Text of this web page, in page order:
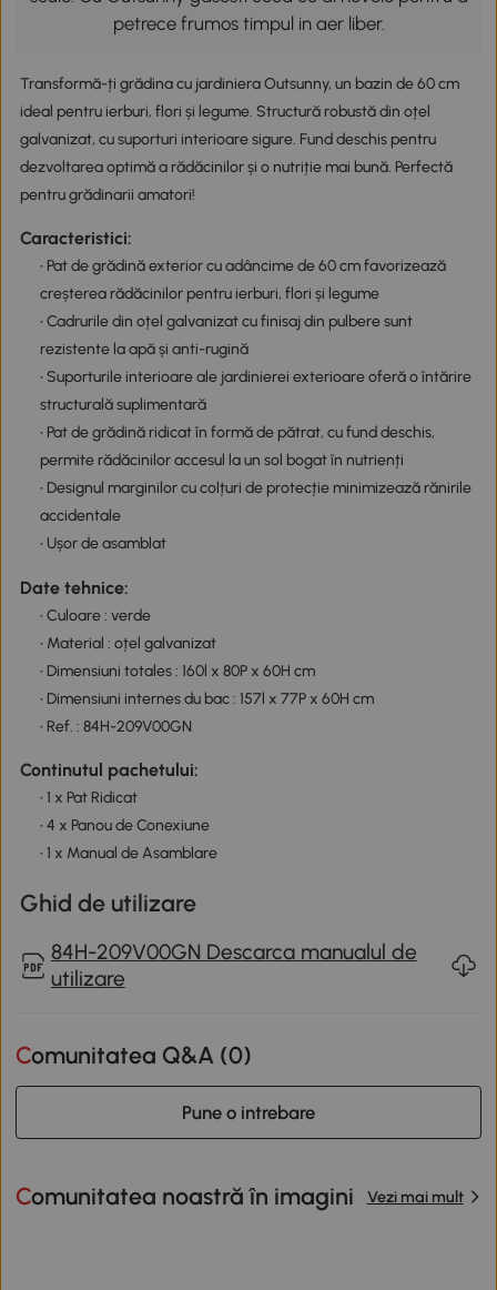
petrece frumos timpul in aer liber.
Transformă-ți grădina cu jardiniera Outsunny, un bazin de 60 cm
ideal pentru ierburi, flori și legume. Structură robustă din oțel
galvanizat, cu suporturi interioare sigure. Fund deschis pentru
dezvoltarea optimă a rădăcinilor și o nutriție mai bună. Perfectă
pentru grădinarii amatori!
Caracteristici:
• Pat de grădină exterior cu adâncime de 60 cm favorizează
creșterea rădăcinilor pentru ierburi, flori și legume
• Cadrurile din oțel galvanizat cu finisaj din pulbere sunt
rezistente la apă și anti-rugină
• Suporturile interioare ale jardinierei exterioare oferă o întărire
structurală suplimentară
• Pat de grădină ridicat în formă de pătrat, cu fund deschis,
permite rădăcinilor accesul la un sol bogat în nutrienți
• Designul marginilor cu colțuri de protecție minimizează rănirile
accidentale
• Ușor de asamblat
Date tehnice:
• Culoare : verde
• Material : oțel galvanizat
• Dimensiuni totales : 160l x 80P x 60H cm
• Dimensiuni internes du bac : 157l x 77P x 60H cm
• Ref. : 84H-209V00GN
Continutul pachetului:
• 1 x Pat Ridicat
• 4 x Panou de Conexiune
• 1 x Manual de Asamblare
Ghid de utilizare
84H-209V00GN Descarca manualul de
utilizare
Comunitatea Q&A (0)
Pune o intrebare
Comunitatea noastră în imagini Vezi mai mult